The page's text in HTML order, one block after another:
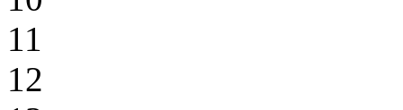
11
12